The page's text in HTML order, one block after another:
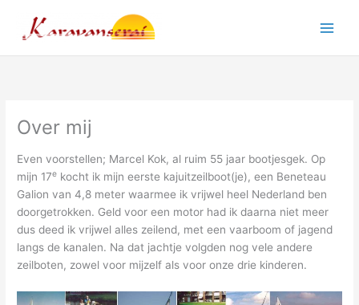
Over mij
Even voorstellen; Marcel Kok, al ruim 55 jaar bootjesgek. Op
mijn 17e kocht ik mijn eerste kajuitzeilboot(je), een Beneteau
Galion van 4,8 meter waarmee ik vrijwel heel Nederland ben
doorgetrokken. Geld voor een motor had ik daarna niet meer
dus deed ik vrijwel alles zeilend, met een vaarboom of jagend
langs de kanalen. Na dat jachtje volgden nog vele andere
zeilboten, zowel voor mijzelf als voor onze drie kinderen.